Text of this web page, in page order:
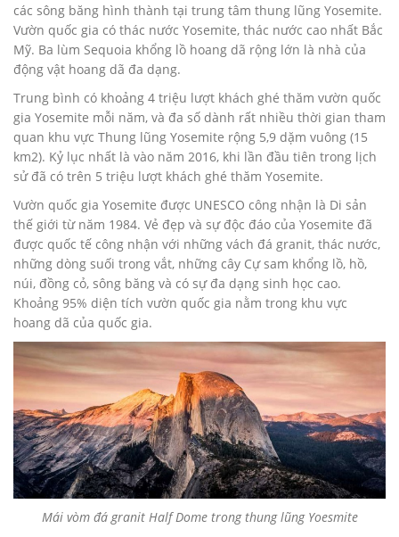
các sông băng hình thành tại trung tâm thung lũng Yosemite.
Vườn quốc gia có thác nước Yosemite, thác nước cao nhất Bắc
Mỹ. Ba lùm Sequoia khổng lồ hoang dã rộng lớn là nhà của
động vật hoang dã đa dạng.
Trung bình có khoảng 4 triệu lượt khách ghé thăm vườn quốc
gia Yosemite mỗi năm, và đa số dành rất nhiều thời gian tham
quan khu vực Thung lũng Yosemite rộng 5,9 dặm vuông (15
km2). Kỷ lục nhất là vào năm 2016, khi lần đầu tiên trong lịch
sử đã có trên 5 triệu lượt khách ghé thăm Yosemite.
Vườn quốc gia Yosemite được UNESCO công nhận là Di sản
thế giới từ năm 1984. Vẻ đẹp và sự độc đáo của Yosemite đã
được quốc tế công nhận với những vách đá granit, thác nước,
những dòng suối trong vắt, những cây Cự sam khổng lồ, hồ,
núi, đồng cỏ, sông băng và có sự đa dạng sinh học cao.
Khoảng 95% diện tích vườn quốc gia nằm trong khu vực
hoang dã của quốc gia.
Mái vòm đá granit Half Dome trong thung lũng Yoesmite